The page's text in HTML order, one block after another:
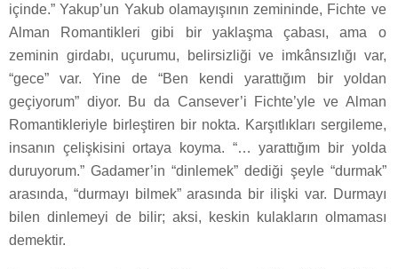
içinde.” Yakup’un Yakub olamayışının zemininde, Fichte ve
Alman Romantikleri gibi bir yaklaşma çabası, ama o
zeminin girdabı, uçurumu, belirsizliği ve imkânsızlığı var,
“gece” var. Yine de “Ben kendi yarattığım bir yoldan
geçiyorum” diyor. Bu da Cansever’i Fichte’yle ve Alman
Romantikleriyle birleştiren bir nokta. Karşıtlıkları sergileme,
insanın çelişkisini ortaya koyma. “… yarattığım bir yolda
duruyorum.” Gadamer’in “dinlemek” dediği şeyle “durmak”
arasında, “durmayı bilmek” arasında bir ilişki var. Durmayı
bilen dinlemeyi de bilir; aksi, keskin kulakların olmaması
demektir.